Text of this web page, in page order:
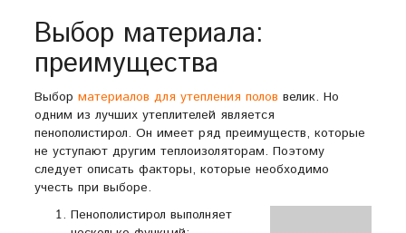
Выбор материала:
преимущества
Выборматериалов для утепления полов велик. Но
одним из лучших утеплителей является
пенополистирол. Он имеет ряд преимуществ, которые
не уступают другим теплоизоляторам. Поэтому
следует описать факторы, которые необходимо
учесть при выборе.
Пенополистирол выполняет